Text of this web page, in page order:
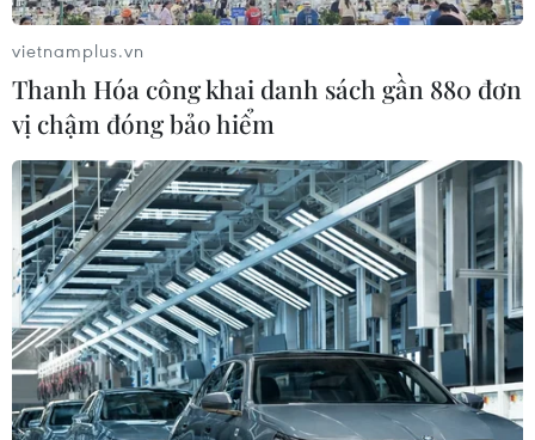
vietnamplus.vn
Thanh Hóa công khai danh sách gần 880 đơn
vị chậm đóng bảo hiểm